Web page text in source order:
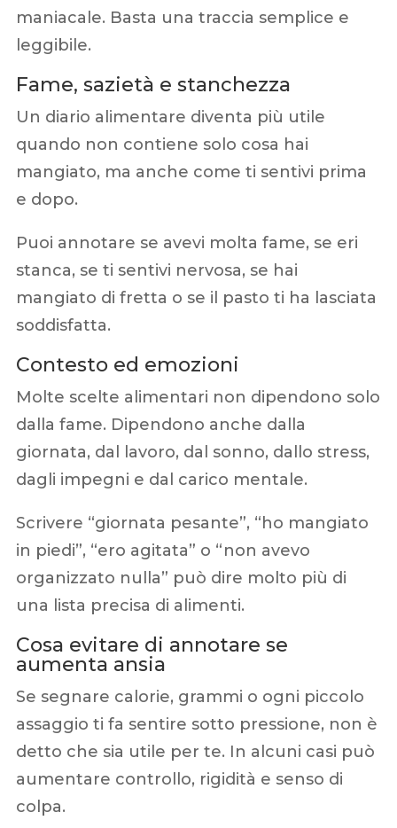
maniacale. Basta una traccia semplice e
leggibile.
Fame, sazietà e stanchezza
Un diario alimentare diventa più utile
quando non contiene solo cosa hai
mangiato, ma anche come ti sentivi prima
e dopo.
Puoi annotare se avevi molta fame, se eri
stanca, se ti sentivi nervosa, se hai
mangiato di fretta o se il pasto ti ha lasciata
soddisfatta.
Contesto ed emozioni
Molte scelte alimentari non dipendono solo
dalla fame. Dipendono anche dalla
giornata, dal lavoro, dal sonno, dallo stress,
dagli impegni e dal carico mentale.
Scrivere “giornata pesante”, “ho mangiato
in piedi”, “ero agitata” o “non avevo
organizzato nulla” può dire molto più di
una lista precisa di alimenti.
Cosa evitare di annotare se
aumenta ansia
Se segnare calorie, grammi o ogni piccolo
assaggio ti fa sentire sotto pressione, non è
detto che sia utile per te. In alcuni casi può
aumentare controllo, rigidità e senso di
colpa.